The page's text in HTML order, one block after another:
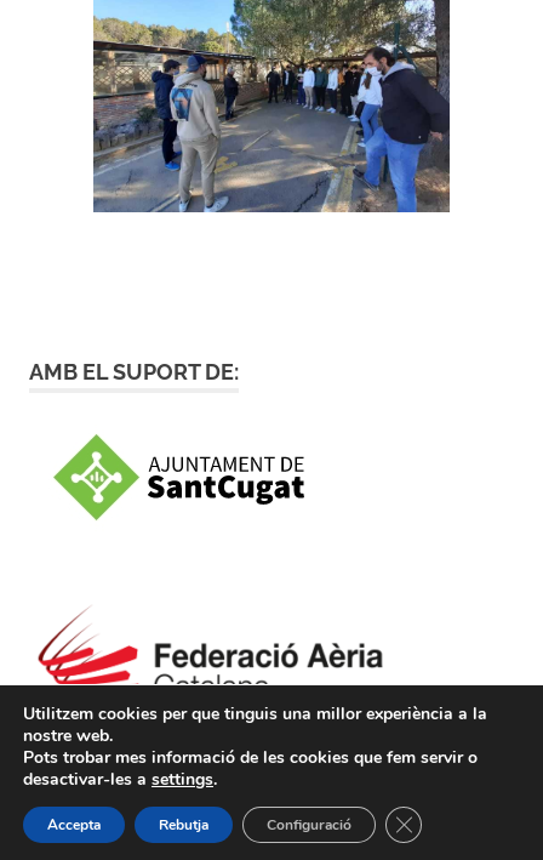
AMB EL SUPORT DE:
WordPress Theme: Poseidon by ThemeZee.
Utilitzem cookies per que tinguis una millor experiència a la
nostre web.
Pots trobar mes informació de les cookies que fem servir o
desactivar-les a settings.
Accepta Rebutja Configuració TANCA EL